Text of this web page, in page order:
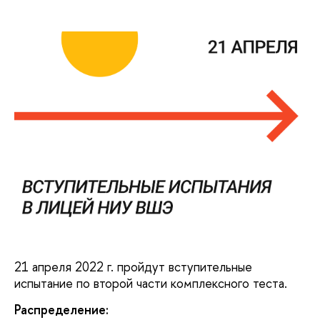
21 апреля 2022 г. пройдут вступительные
испытание по второй части комплексного теста.
Распределение: